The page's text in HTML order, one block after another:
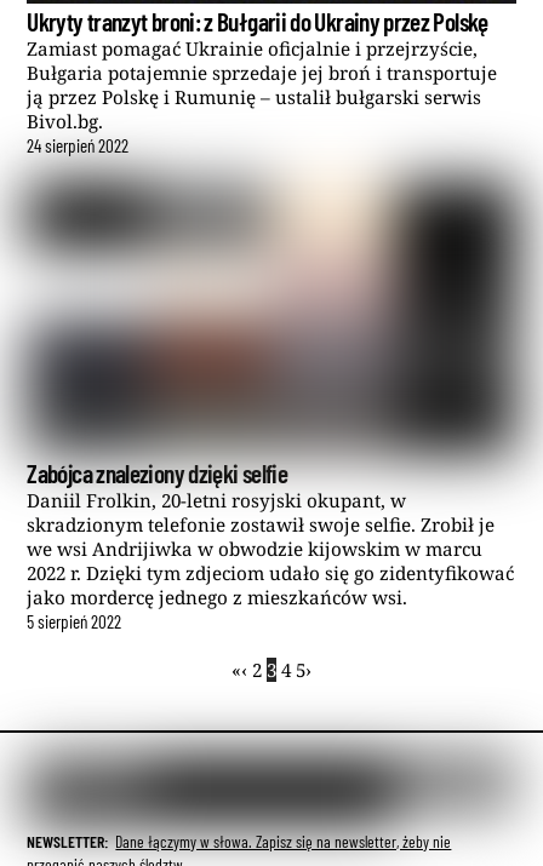
Ukryty tranzyt broni: z Bułgarii do Ukrainy przez Polskę
Zamiast pomagać Ukrainie oficjalnie i przejrzyście,
Bułgaria potajemnie sprzedaje jej broń i transportuje
ją przez Polskę i Rumunię – ustalił bułgarski serwis
Bivol.bg.
24sierpień2022
Zabójca znaleziony dzięki selfie
Daniil Frolkin, 20-letni rosyjski okupant, w
skradzionym telefonie zostawił swoje selfie. Zrobił je
we wsi Andrijiwka w obwodzie kijowskim w marcu
2022 r. Dzięki tym zdjeciom udało się go zidentyfikować
jako mordercę jednego z mieszkańców wsi.
5sierpień2022
«‹ 2 3 4 5›
NEWSLETTER:Dane łączymy w słowa. Zapisz się na newsletter, żeby nie